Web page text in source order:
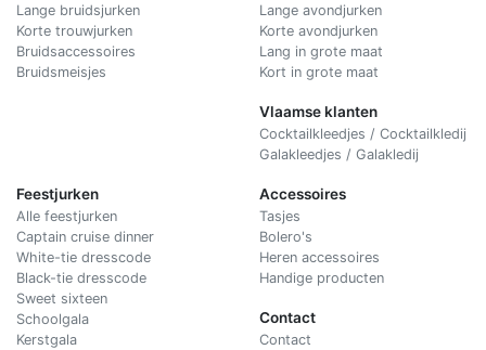
Lange bruidsjurken
Korte trouwjurken
Bruidsaccessoires
Bruidsmeisjes
Lange avondjurken
Korte avondjurken
Lang in grote maat
Kort in grote maat
Vlaamse klanten
Cocktailkleedjes / Cocktailkledij
Galakleedjes / Galakledij
Feestjurken
Alle feestjurken
Captain cruise dinner
White-tie dresscode
Black-tie dresscode
Sweet sixteen
Schoolgala
Kerstgala
Accessoires
Tasjes
Bolero's
Heren accessoires
Handige producten
Contact
Contact